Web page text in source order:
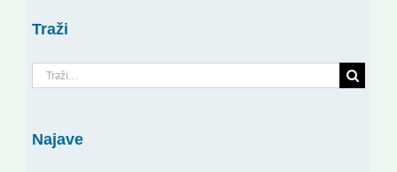
Traži
Traži...
Najave